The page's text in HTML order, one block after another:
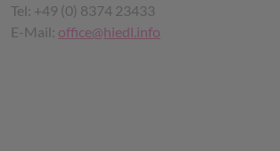
Tel: +49 (0) 8374 23433
E-Mail: office@hiedl.info